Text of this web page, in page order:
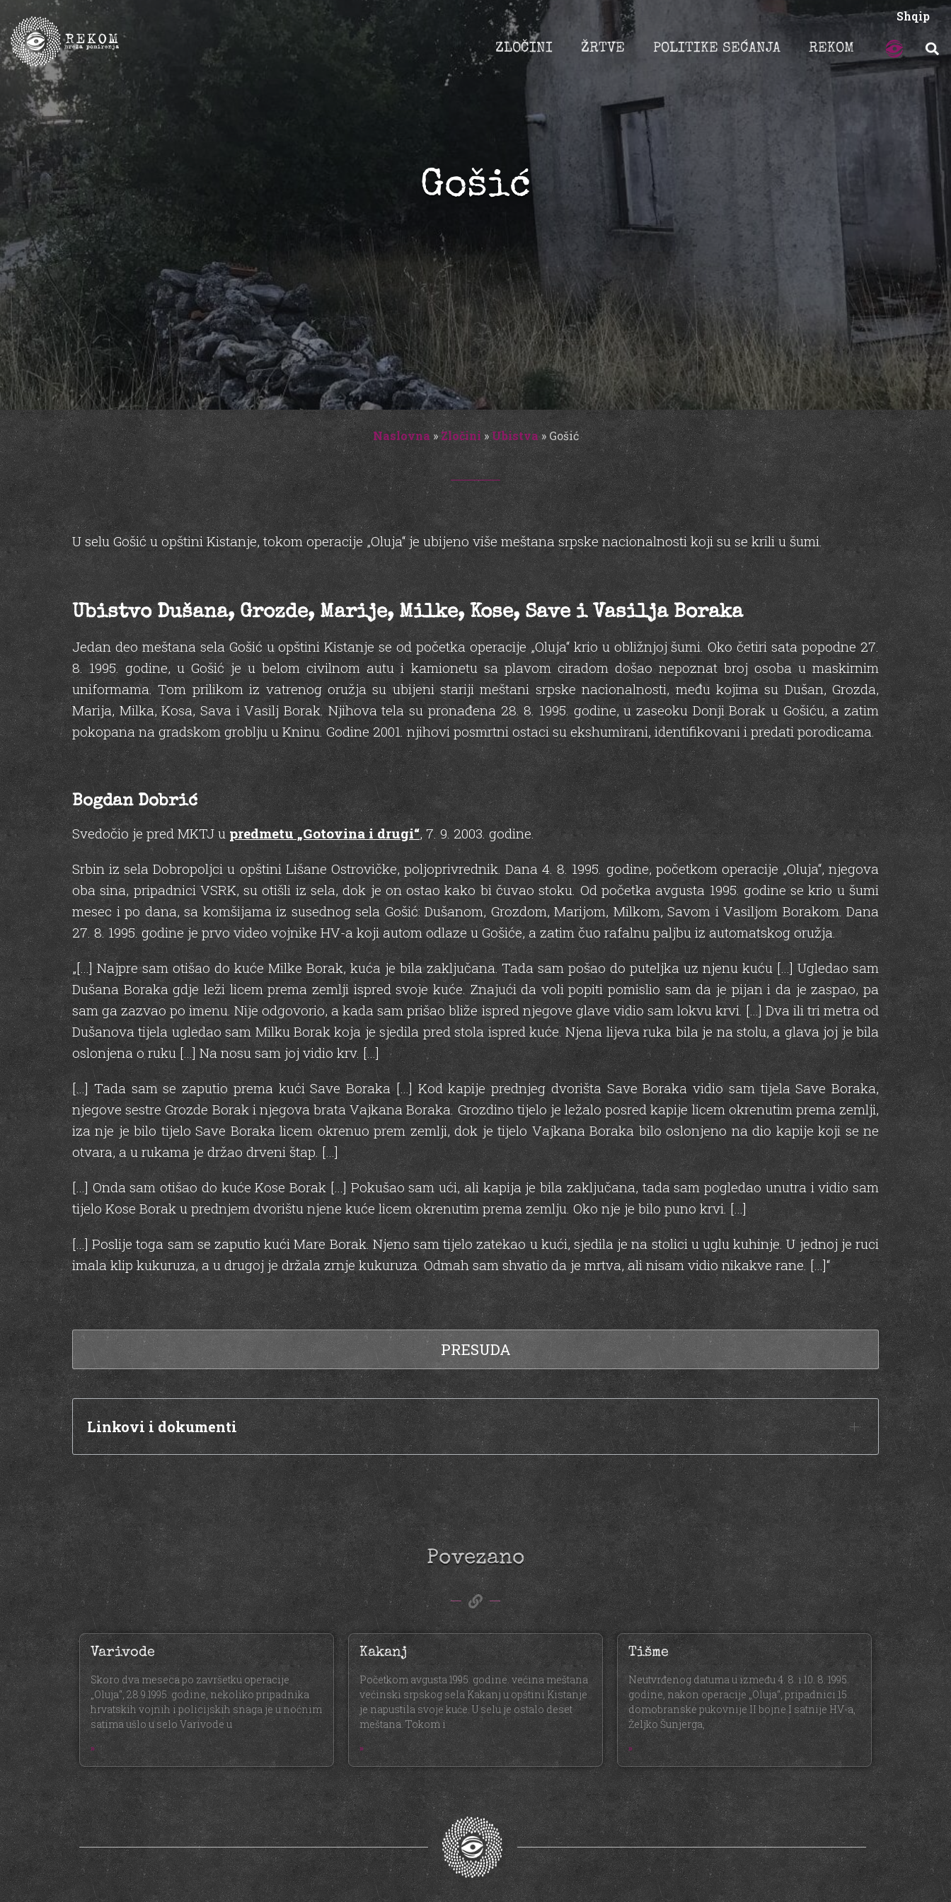
Shqip
ZLOČINI ŽRTVE POLITIKE SEĆANJA REKOM
Gošić
Naslovna »Zločini»Ubistva» Gošić
U selu Gošić u opštini Kistanje, tokom operacije „Oluja“ je ubijeno više meštana srpske nacionalnosti koji su se krili u šumi.
Ubistvo Dušana, Grozde, Marije, Milke, Kose, Save i Vasilja Boraka
Jedan deo meštana sela Gošić u opštini Kistanje se od početka operacije „Oluja“ krio u obližnjoj šumi. Oko četiri sata popodne 27.
8. 1995. godine, u Gošić je u belom civilnom autu i kamionetu sa plavom ciradom došao nepoznat broj osoba u maskirnim
uniformama. Tom prilikom iz vatrenog oružja su ubijeni stariji meštani srpske nacionalnosti, među kojima su Dušan, Grozda,
Marija, Milka, Kosa, Sava i Vasilj Borak. Njihova tela su pronađena 28. 8. 1995. godine, u zaseoku Donji Borak u Gošiću, a zatim
pokopana na gradskom groblju u Kninu. Godine 2001. njihovi posmrtni ostaci su ekshumirani, identifikovani i predati porodicama.
Bogdan Dobrić
Svedočio je pred MKTJ upredmetu „Gotovina i drugi“, 7. 9. 2003. godine.
Srbin iz sela Dobropoljci u opštini Lišane Ostrovičke, poljoprivrednik. Dana 4. 8. 1995. godine, početkom operacije „Oluja“, njegova
oba sina, pripadnici VSRK, su otišli iz sela, dok je on ostao kako bi čuvao stoku. Od početka avgusta 1995. godine se krio u šumi
mesec i po dana, sa komšijama iz susednog sela Gošić: Dušanom, Grozdom, Marijom, Milkom, Savom i Vasiljom Borakom. Dana
27. 8. 1995. godine je prvo video vojnike HV-a koji autom odlaze u Gošiće, a zatim čuo rafalnu paljbu iz automatskog oružja.
„[…] Najpre sam otišao do kuće Milke Borak, kuća je bila zaključana. Tada sam pošao do puteljka uz njenu kuću […] Ugledao sam
Dušana Boraka gdje leži licem prema zemlji ispred svoje kuće. Znajući da voli popiti pomislio sam da je pijan i da je zaspao, pa
sam ga zazvao po imenu. Nije odgovorio, a kada sam prišao bliže ispred njegove glave vidio sam lokvu krvi. […] Dva ili tri metra od
Dušanova tijela ugledao sam Milku Borak koja je sjedila pred stola ispred kuće. Njena lijeva ruka bila je na stolu, a glava joj je bila
oslonjena o ruku […] Na nosu sam joj vidio krv. […]
[…] Tada sam se zaputio prema kući Save Boraka […] Kod kapije prednjeg dvorišta Save Boraka vidio sam tijela Save Boraka,
njegove sestre Grozde Borak i njegova brata Vajkana Boraka. Grozdino tijelo je ležalo posred kapije licem okrenutim prema zemlji,
iza nje je bilo tijelo Save Boraka licem okrenuo prem zemlji, dok je tijelo Vajkana Boraka bilo oslonjeno na dio kapije koji se ne
otvara, a u rukama je držao drveni štap. […]
[…] Onda sam otišao do kuće Kose Borak […] Pokušao sam ući, ali kapija je bila zaključana, tada sam pogledao unutra i vidio sam
tijelo Kose Borak u prednjem dvorištu njene kuće licem okrenutim prema zemlju. Oko nje je bilo puno krvi. […]
[…] Poslije toga sam se zaputio kući Mare Borak. Njeno sam tijelo zatekao u kući, sjedila je na stolici u uglu kuhinje. U jednoj je ruci
imala klip kukuruza, a u drugoj je držala zrnje kukuruza. Odmah sam shvatio da je mrtva, ali nisam vidio nikakve rane. […]“
PRESUDA
Linkovi i dokumenti
Povezano
Varivode
Skoro dva meseca po završetku operacije
„Oluja“, 28.9.1995. godine, nekoliko pripadnika
hrvatskih vojnih i policijskih snaga je u noćnim
satima ušlo u selo Varivode u
»
Kakanj
Početkom avgusta 1995. godine. većina meštana
većinski srpskog sela Kakanj u opštini Kistanje
je napustila svoje kuće. U selu je ostalo deset
meštana. Tokom i
»
Tišme
Neutvrđenog datuma u između 4. 8. i 10. 8. 1995.
godine, nakon operacije „Oluja“, pripadnici 15.
domobranske pukovnije II bojne I satnije HV-a,
Željko Šunjerga,
»